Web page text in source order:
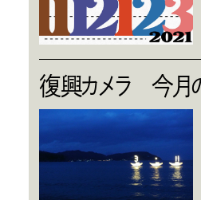
復興カメラ 今月